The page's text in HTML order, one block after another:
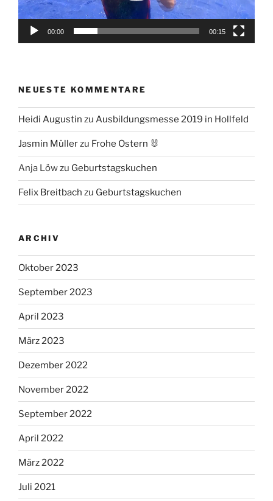
00:00 00:15
NEUESTE KOMMENTARE
Heidi Augustin zu Ausbildungsmesse 2019 in Hollfeld
Jasmin Müllerzu Frohe Ostern 🐰
Anja Löwzu Geburtstagskuchen
Felix Breitbach zu Geburtstagskuchen
ARCHIV
Oktober 2023
September 2023
April 2023
März 2023
Dezember 2022
November 2022
September 2022
April 2022
März 2022
Juli 2021